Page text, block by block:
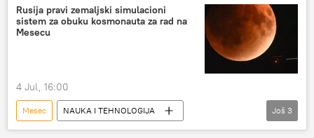
Sunčev sistem
Rusija pravi zemaljski simulacioni
sistem za obuku kosmonauta za rad na
Mesecu
4 Jul, 16:00
Mesec
NAUKA I TEHNOLOGIJA
Nauka i tehnologija
kosmonauti
Još 3